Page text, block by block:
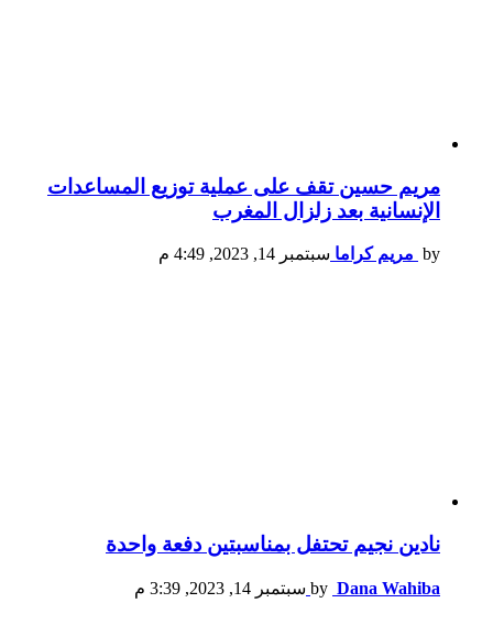
مريم حسين تقف على عملية توزيع المساعدات
الإنسانية بعد زلزال المغرب
by مريم كراما سبتمبر 14, 2023, 4:49 م
نادين نجيم تحتفل بمناسبتين دفعة واحدة
by Dana Wahiba سبتمبر 14, 2023, 3:39 م